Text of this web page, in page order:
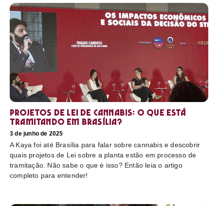
Projetos de Lei de Cannabis: O que está
tramitando em Brasília?
3 de junho de 2025
A Kaya foi até Brasília para falar sobre cannabis e descobrir
quais projetos de Lei sobre a planta estão em processo de
tramitação. Não sabe o que é isso? Então leia o artigo
completo para entender!